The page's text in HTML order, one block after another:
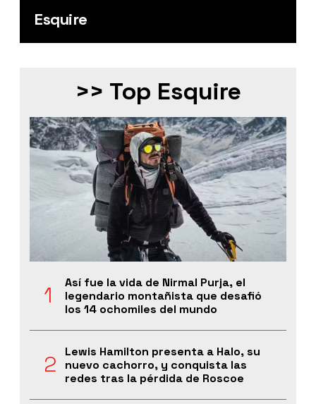
Esquire
>> Top Esquire
Así fue la vida de Nirmal Purja, el
legendario montañista que desafió
los 14 ochomiles del mundo
Lewis Hamilton presenta a Halo, su
nuevo cachorro, y conquista las
redes tras la pérdida de Roscoe